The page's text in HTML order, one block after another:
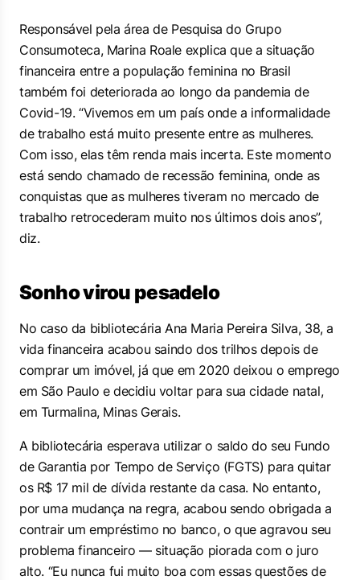
Responsável pela área de Pesquisa do Grupo
Consumoteca, Marina Roale explica que a situação
financeira entre a população feminina no Brasil
também foi deteriorada ao longo da pandemia de
Covid-19. “Vivemos em um país onde a informalidade
de trabalho está muito presente entre as mulheres.
Com isso, elas têm renda mais incerta. Este momento
está sendo chamado de recessão feminina, onde as
conquistas que as mulheres tiveram no mercado de
trabalho retrocederam muito nos últimos dois anos”,
diz.
Sonho virou pesadelo
No caso da bibliotecária Ana Maria Pereira Silva, 38, a
vida financeira acabou saindo dos trilhos depois de
comprar um imóvel, já que em 2020 deixou o emprego
em São Paulo e decidiu voltar para sua cidade natal,
em Turmalina, Minas Gerais.
A bibliotecária esperava utilizar o saldo do seu Fundo
de Garantia por Tempo de Serviço (FGTS) para quitar
os R$ 17 mil de dívida restante da casa. No entanto,
por uma mudança na regra, acabou sendo obrigada a
contrair um empréstimo no banco, o que agravou seu
problema financeiro — situação piorada com o juro
alto. “Eu nunca fui muito boa com essas questões de